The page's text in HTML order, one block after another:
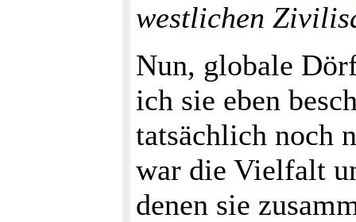
westlichen
Nun, globale
ich sie eben
tatsächlich noch
war die Vielfalt
denen sie